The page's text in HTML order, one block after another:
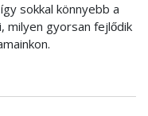
sokkal könnyebb a
milyen gyorsan fejlődik